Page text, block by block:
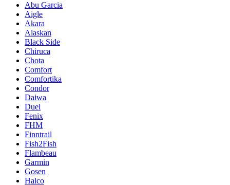
Abu Garcia
Aigle
Akara
Alaskan
Black Side
Chiruca
Chota
Comfort
Comfortika
Condor
Daiwa
Duel
Fenix
FHM
Finntrail
Fish2Fish
Flambeau
Garmin
Gosen
Halco